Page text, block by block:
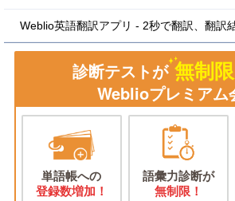
Weblio英語翻訳アプリ - 2秒で翻訳、翻訳
診断テストが 無制限
Weblioプレミアム
単語帳への
登録数増加！
語彙力診断が
無制限！